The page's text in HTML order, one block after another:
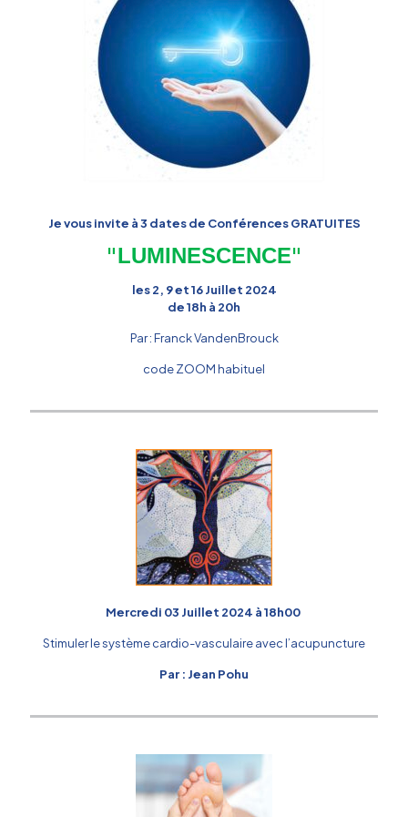
Je vous invite à 3 dates de Conférences GRATUITES
"LUMINESCENCE"
les 2, 9 et 16 Juillet 2024
de 18h à 20h
Par : Franck VandenBrouck
code ZOOM habituel
Mercredi 03 Juillet 2024 à 18h00
Stimuler le système cardio-vasculaire avec l’acupuncture
Par : Jean Pohu